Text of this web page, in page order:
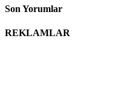
Son Yorumlar
REKLAMLAR